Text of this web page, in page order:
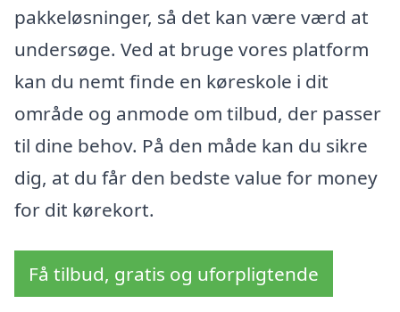
pakkeløsninger, så det kan være værd at
undersøge. Ved at bruge vores platform
kan du nemt finde en køreskole i dit
område og anmode om tilbud, der passer
til dine behov. På den måde kan du sikre
dig, at du får den bedste value for money
for dit kørekort.
Få tilbud, gratis og uforpligtende